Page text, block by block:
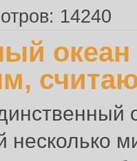
14240
несколько